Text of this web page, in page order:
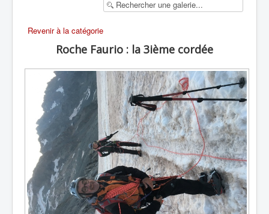
Revenir à la catégorie
Roche Faurio : la 3ième cordée